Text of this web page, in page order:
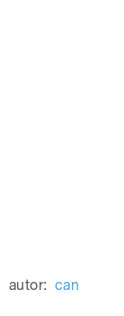
autor: can